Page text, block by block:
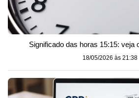
Significado das horas 15:15: veja
18/05/2026 às 21:38